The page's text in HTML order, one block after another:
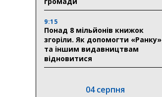
9:15
Понад 8 мільйонів книжок
згоріли. Як допомогти «Ранку»
та іншим видавництвам
відновитися
04 серпня